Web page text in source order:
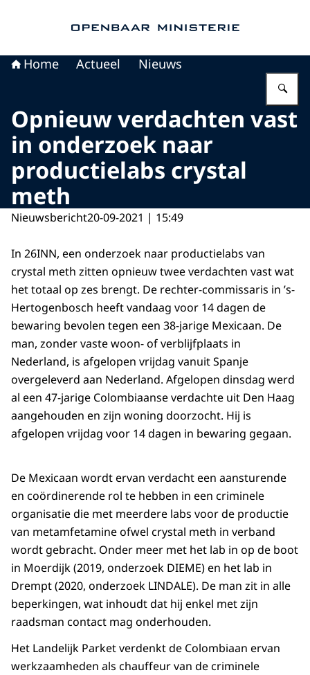
Home Actueel Nieuws
Opnieuw verdachten vast
in onderzoek naar
productielabs crystal
meth
Nieuwsbericht20-09-2021 | 15:49
In 26INN, een onderzoek naar productielabs van
crystal meth zitten opnieuw twee verdachten vast wat
het totaal op zes brengt. De rechter-commissaris in ’s-
Hertogenbosch heeft vandaag voor 14 dagen de
bewaring bevolen tegen een 38-jarige Mexicaan. De
man, zonder vaste woon- of verblijfplaats in
Nederland, is afgelopen vrijdag vanuit Spanje
overgeleverd aan Nederland. Afgelopen dinsdag werd
al een 47-jarige Colombiaanse verdachte uit Den Haag
aangehouden en zijn woning doorzocht. Hij is
afgelopen vrijdag voor 14 dagen in bewaring gegaan.
De Mexicaan wordt ervan verdacht een aansturende
en coördinerende rol te hebben in een criminele
organisatie die met meerdere labs voor de productie
van metamfetamine ofwel crystal meth in verband
wordt gebracht. Onder meer met het lab in op de boot
in Moerdijk (2019, onderzoek DIEME) en het lab in
Drempt (2020, onderzoek LINDALE). De man zit in alle
beperkingen, wat inhoudt dat hij enkel met zijn
raadsman contact mag onderhouden.
Het Landelijk Parket verdenkt de Colombiaan ervan
werkzaamheden als chauffeur van de criminele